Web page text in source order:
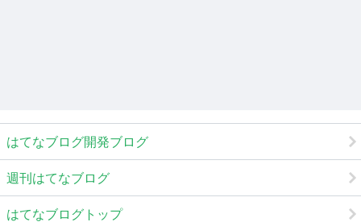
はてなブログ開発ブログ
週刊はてなブログ
はてなブログトップ